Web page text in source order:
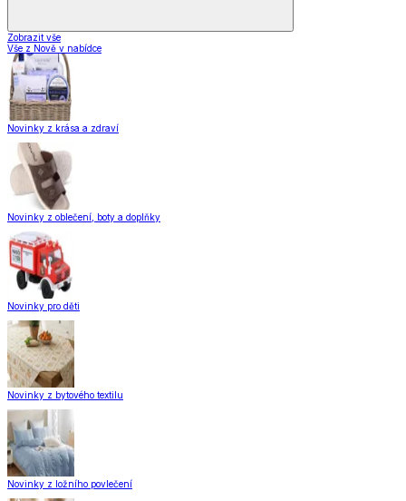
Zobrazit vše
Vše z Nově v nabídce
Novinky z krása a zdraví
Novinky z oblečení, boty a doplňky
Novinky pro děti
Novinky z bytového textilu
Novinky z ložního povlečení